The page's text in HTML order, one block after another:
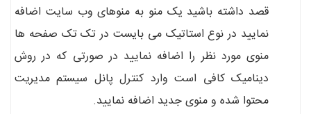
قصد داشته باشید یک منو به منوهای وب سایت اضافه
نمایید در نوع استاتیک می بایست در تک تک صفحه ها
منوی مورد نظر را اضافه نمایید در صورتی که در روش
دینامیک کافی است وارد کنترل پانل سیستم مدیریت
محتوا شده و منوی جدید اضافه نمایید.